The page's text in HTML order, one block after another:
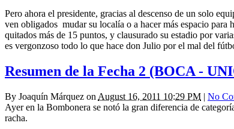
Pero ahora el presidente, gracias al descenso de un solo
ven obligados mudar su localía o a hacer más espacio
quitados más de 15 puntos, y clausurado su estadio por
es vergonzoso todo lo que hace don Julio por el mal del
Resumen de la Fecha 2 (BOCA -
By Joaquín Márquez on August 16, 2011 10:29 PM | No
Ayer en la Bombonera se notó la gran diferencia de
racha.